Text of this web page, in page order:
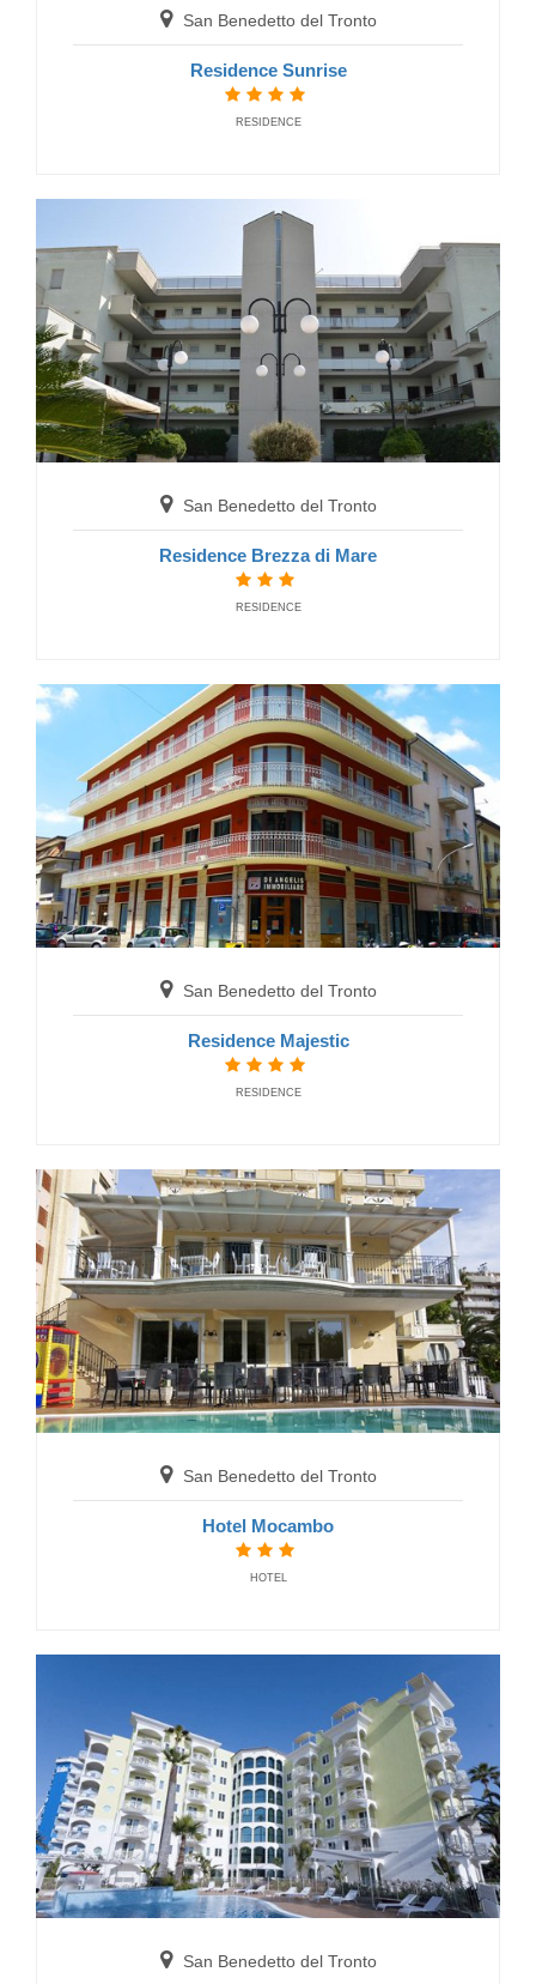
San Benedetto del Tronto
Hotel Giancarlo
San Benedetto del Tronto
Hotel Pineta
San Benedetto del Tronto
Hotel Taormina
HOTELS
Hotel International
HOTELS
San Benedetto del Tronto
Hotel Regent
San Benedetto del Tronto
Hotel Sydney
San Benedetto del Tronto
Residence Sunrise
RESIDENCE
San Benedetto del Tronto
Residence Brezza di Mare
RESIDENCE
San Benedetto del Tronto
Residence Majestic
RESIDENCE
San Benedetto del Tronto
Hotel Mocambo
HOTEL
San Benedetto del Tronto